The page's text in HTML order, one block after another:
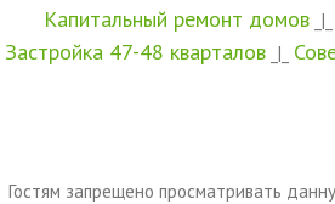
Капитальный ремонт домов _|_
Застройка 47-48 кварталов _|_
Гостям запрещено просматривать